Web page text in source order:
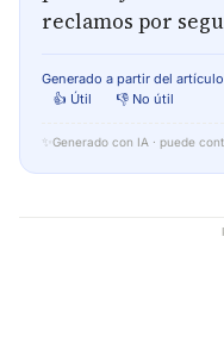
reclamos por
Generado a partir del
👍 Útil
👎 No útil
✨ Generado con IA · puede